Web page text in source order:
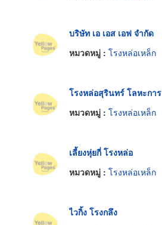
บริษัท เอ เอส เอฟ จำกัด
หมวดหมู่ : โรงหล่อเหล็ก
โรงหล่อสุรินทร์ โลหะการ
หมวดหมู่ : โรงหล่อเหล็ก
เลี้ยงหุ่ยกี่ โรงหล่อ
หมวดหมู่ : โรงหล่อเหล็ก
ไวกิ้ง โรงกลึง